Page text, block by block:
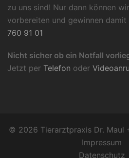
zu uns sind! Nur dann können
vorbereiten und gewinnen
760 91 01
Nicht sicher ob ein Notfall
Jetzt per Telefon oder
© 2026 Tierarztpraxis Dr. Maul
Impressum
Datenschutz